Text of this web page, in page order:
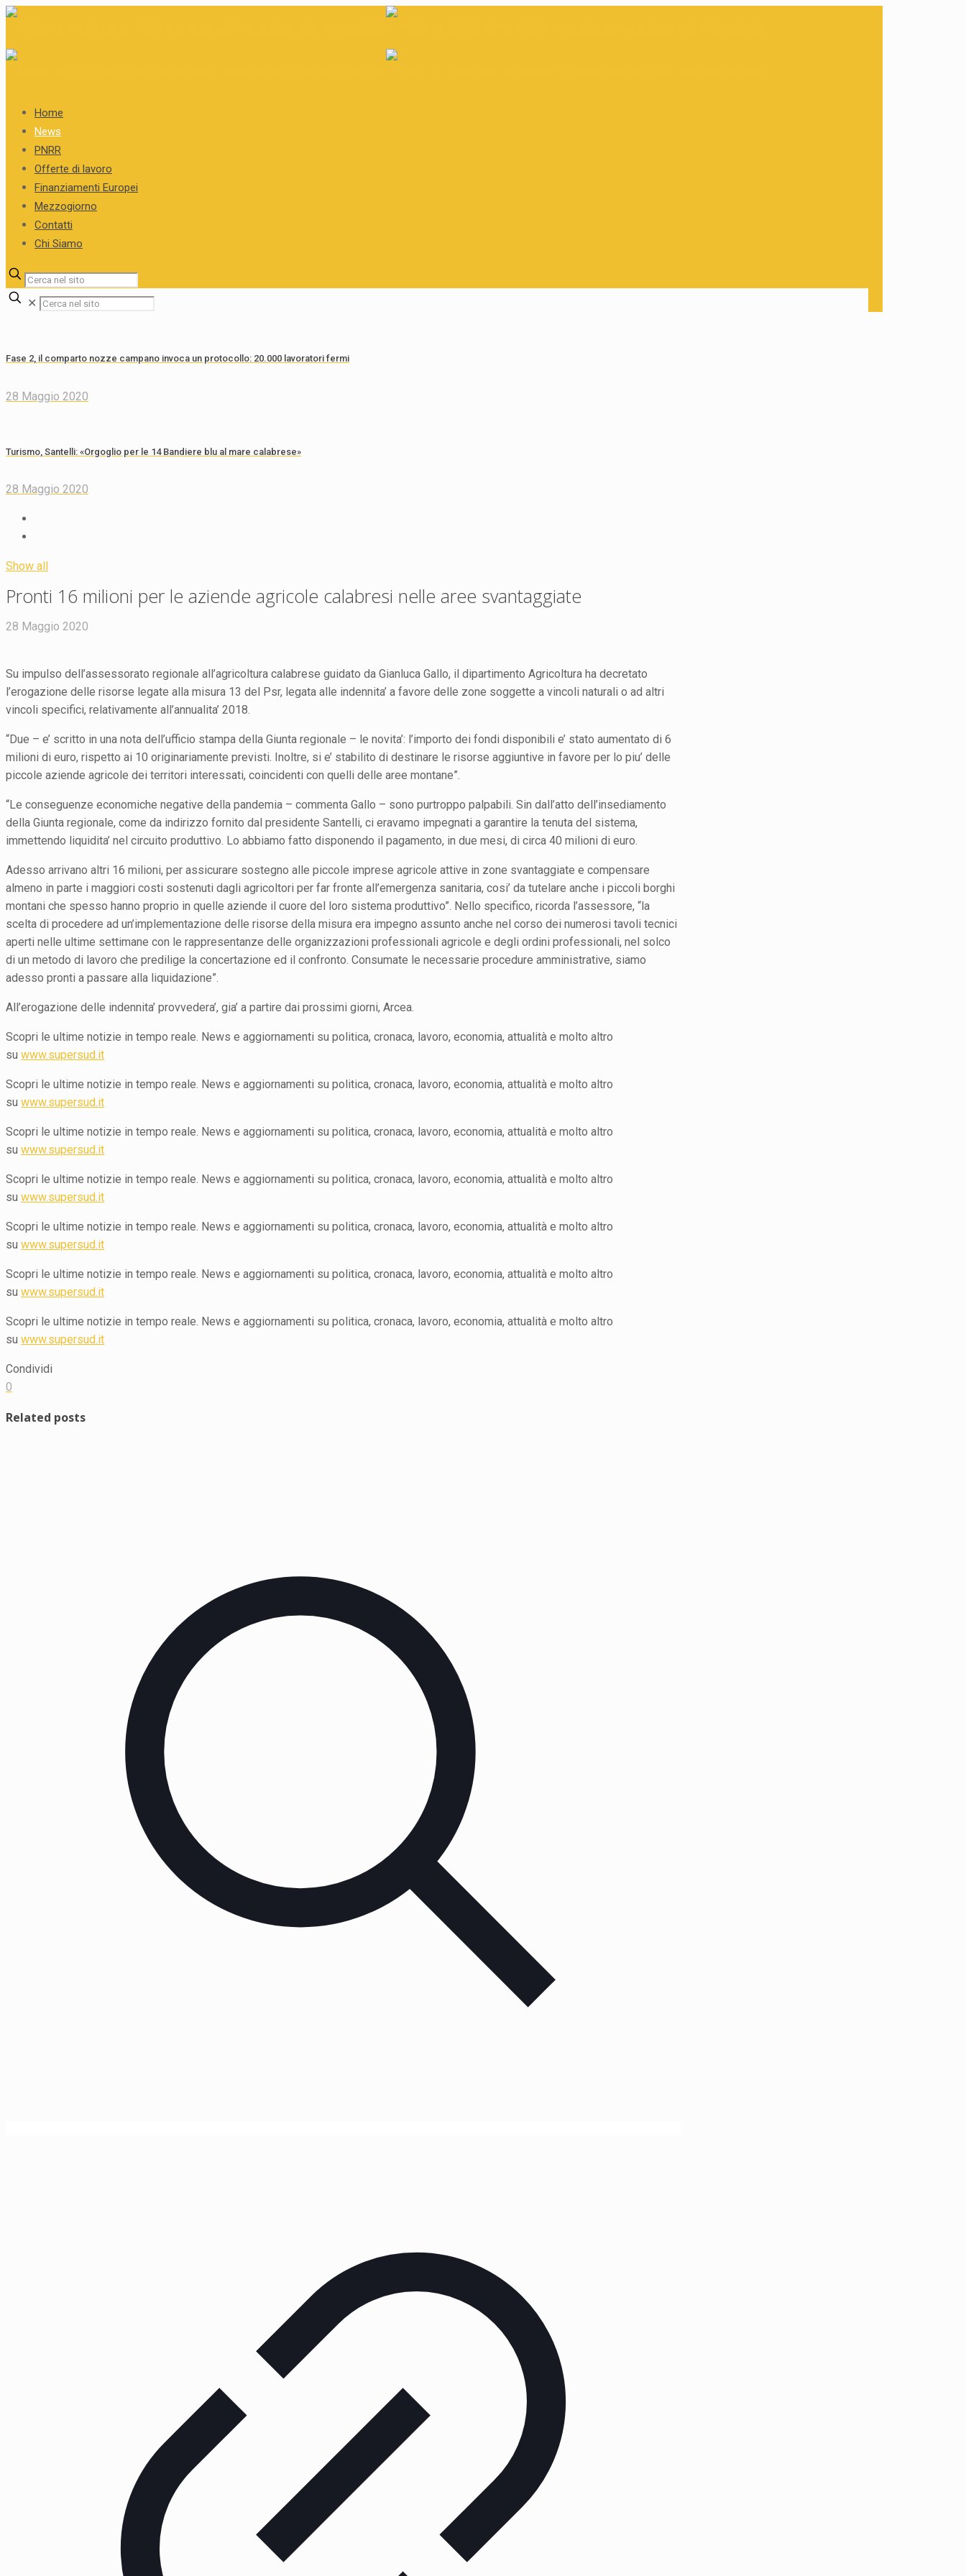
Home
News
PNRR
Offerte di lavoro
Finanziamenti Europei
Mezzogiorno
Contatti
Chi Siamo
✕
Fase 2, il comparto nozze campano invoca un protocollo: 20.000 lavoratori fermi
28 Maggio 2020
Turismo, Santelli: «Orgoglio per le 14 Bandiere blu al mare calabrese»
28 Maggio 2020
Show all
Pronti 16 milioni per le aziende agricole calabresi nelle aree svantaggiate
28 Maggio 2020
Su impulso dell’assessorato regionale all’agricoltura calabrese guidato da Gianluca Gallo, il dipartimento Agricoltura ha decretato
l’erogazione delle risorse legate alla misura 13 del Psr, legata alle indennita’ a favore delle zone soggette a vincoli naturali o ad altri
vincoli specifici, relativamente all’annualita’ 2018.
“Due – e’ scritto in una nota dell’ufficio stampa della Giunta regionale – le novita’: l’importo dei fondi disponibili e’ stato aumentato di 6
milioni di euro, rispetto ai 10 originariamente previsti. Inoltre, si e’ stabilito di destinare le risorse aggiuntive in favore per lo piu’ delle
piccole aziende agricole dei territori interessati, coincidenti con quelli delle aree montane”.
“Le conseguenze economiche negative della pandemia – commenta Gallo – sono purtroppo palpabili. Sin dall’atto dell’insediamento
della Giunta regionale, come da indirizzo fornito dal presidente Santelli, ci eravamo impegnati a garantire la tenuta del sistema,
immettendo liquidita’ nel circuito produttivo. Lo abbiamo fatto disponendo il pagamento, in due mesi, di circa 40 milioni di euro.
Adesso arrivano altri 16 milioni, per assicurare sostegno alle piccole imprese agricole attive in zone svantaggiate e compensare
almeno in parte i maggiori costi sostenuti dagli agricoltori per far fronte all’emergenza sanitaria, cosi’ da tutelare anche i piccoli borghi
montani che spesso hanno proprio in quelle aziende il cuore del loro sistema produttivo”. Nello specifico, ricorda l’assessore, “la
scelta di procedere ad un’implementazione delle risorse della misura era impegno assunto anche nel corso dei numerosi tavoli tecnici
aperti nelle ultime settimane con le rappresentanze delle organizzazioni professionali agricole e degli ordini professionali, nel solco
di un metodo di lavoro che predilige la concertazione ed il confronto. Consumate le necessarie procedure amministrative, siamo
adesso pronti a passare alla liquidazione”.
All’erogazione delle indennita’ provvedera’, gia’ a partire dai prossimi giorni, Arcea.
Scopri le ultime notizie in tempo reale. News e aggiornamenti su politica, cronaca, lavoro, economia, attualità e molto altro
su www.supersud.it
Scopri le ultime notizie in tempo reale. News e aggiornamenti su politica, cronaca, lavoro, economia, attualità e molto altro
su www.supersud.it
Scopri le ultime notizie in tempo reale. News e aggiornamenti su politica, cronaca, lavoro, economia, attualità e molto altro
su www.supersud.it
Scopri le ultime notizie in tempo reale. News e aggiornamenti su politica, cronaca, lavoro, economia, attualità e molto altro
su www.supersud.it
Scopri le ultime notizie in tempo reale. News e aggiornamenti su politica, cronaca, lavoro, economia, attualità e molto altro
su www.supersud.it
Scopri le ultime notizie in tempo reale. News e aggiornamenti su politica, cronaca, lavoro, economia, attualità e molto altro
su www.supersud.it
Scopri le ultime notizie in tempo reale. News e aggiornamenti su politica, cronaca, lavoro, economia, attualità e molto altro
su www.supersud.it
Condividi
0
Related posts